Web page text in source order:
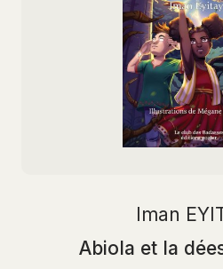
Iman
Abiola et la